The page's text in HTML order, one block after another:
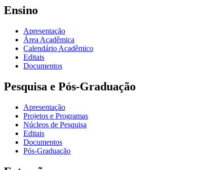
Ensino
Apresentação
Área Acadêmica
Calendário Acadêmico
Editais
Documentos
Pesquisa e Pós-Graduação
Apresentação
Projetos e Programas
Núcleos de Pesquisa
Editais
Documentos
Pós-Graduação